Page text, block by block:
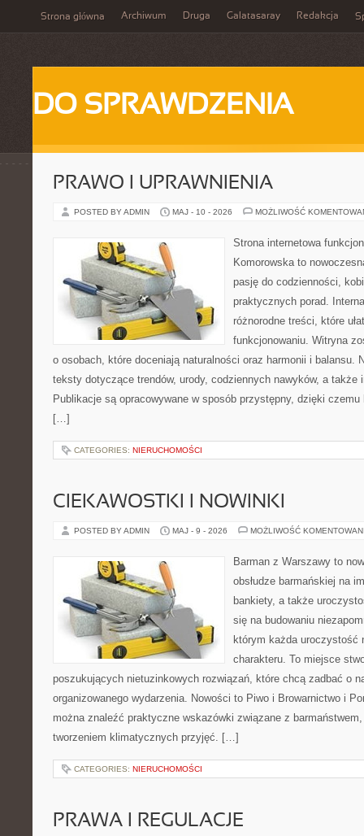
Strona główna Archiwum Druga Galatasaray Redakcja
DO SPRAWDZENIA
PRAWO I UPRAWNIENIA
POSTED BY ADMIN MAJ - 10 - 2026 MOŻLIWOŚĆ
Strona internetowa
Komorowska to
pasję do codzienności,
praktycznych porad.
różnorodne treści, które
funkcjonowaniu. Witryna
o osobach, które doceniają naturalności oraz harmonii i balansu.
teksty dotyczące trendów, urody, codziennych nawyków, a także
Publikacje są opracowywane w sposób przystępny, dzięki
[…]
CATEGORIES: NIERUCHOMOŚCI
CIEKAWOSTKI I NOWINKI
POSTED BY ADMIN MAJ - 9 - 2026 MOŻLIWOŚĆ
Barman z Warszawy to
obsłudze barmańskiej na
bankiety, a także
się na budowaniu
którym każda uroczystość
charakteru. To miejsce
poszukujących nietuzinkowych rozwiązań, które chcą zadbać o
organizowanego wydarzenia. Nowości to Piwo i Browarnictwo i
można znaleźć praktyczne wskazówki związane z
tworzeniem klimatycznych przyjęć. […]
CATEGORIES: NIERUCHOMOŚCI
PRAWA I REGULACJE